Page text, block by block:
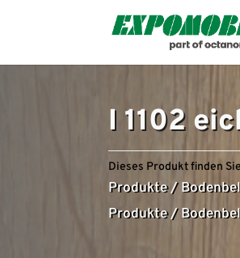
I 1102
Dieses Produkt finden
Produkte/
Produkte/